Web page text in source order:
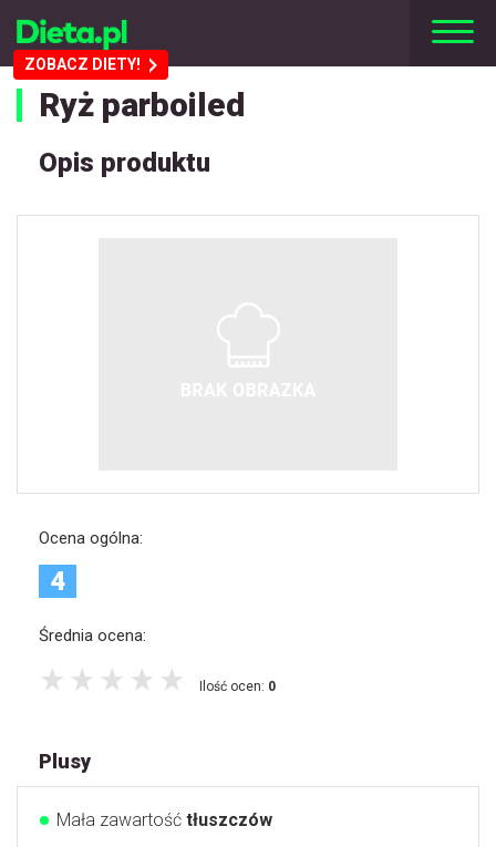
ZOBACZ DIETY!
Ryż parboiled
Opis produktu
Ocena ogólna:
4
Średnia ocena:
Ilość ocen: 0
Plusy
Mała zawartość tłuszczów